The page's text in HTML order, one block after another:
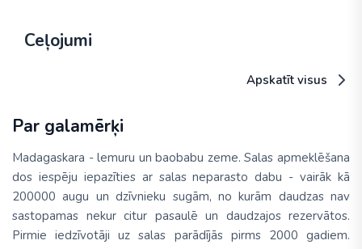
Ceļojumi
Apskatīt visus
Par galamērķi
Madagaskara - lemuru un baobabu zeme. Salas apmeklēšana
dos iespēju iepazīties ar salas neparasto dabu - vairāk kā
200000 augu un dzīvnieku sugām, no kurām daudzas nav
sastopamas nekur citur pasaulē un daudzajos rezervātos.
Pirmie iedzīvotāji uz salas parādījās pirms 2000 gadiem.